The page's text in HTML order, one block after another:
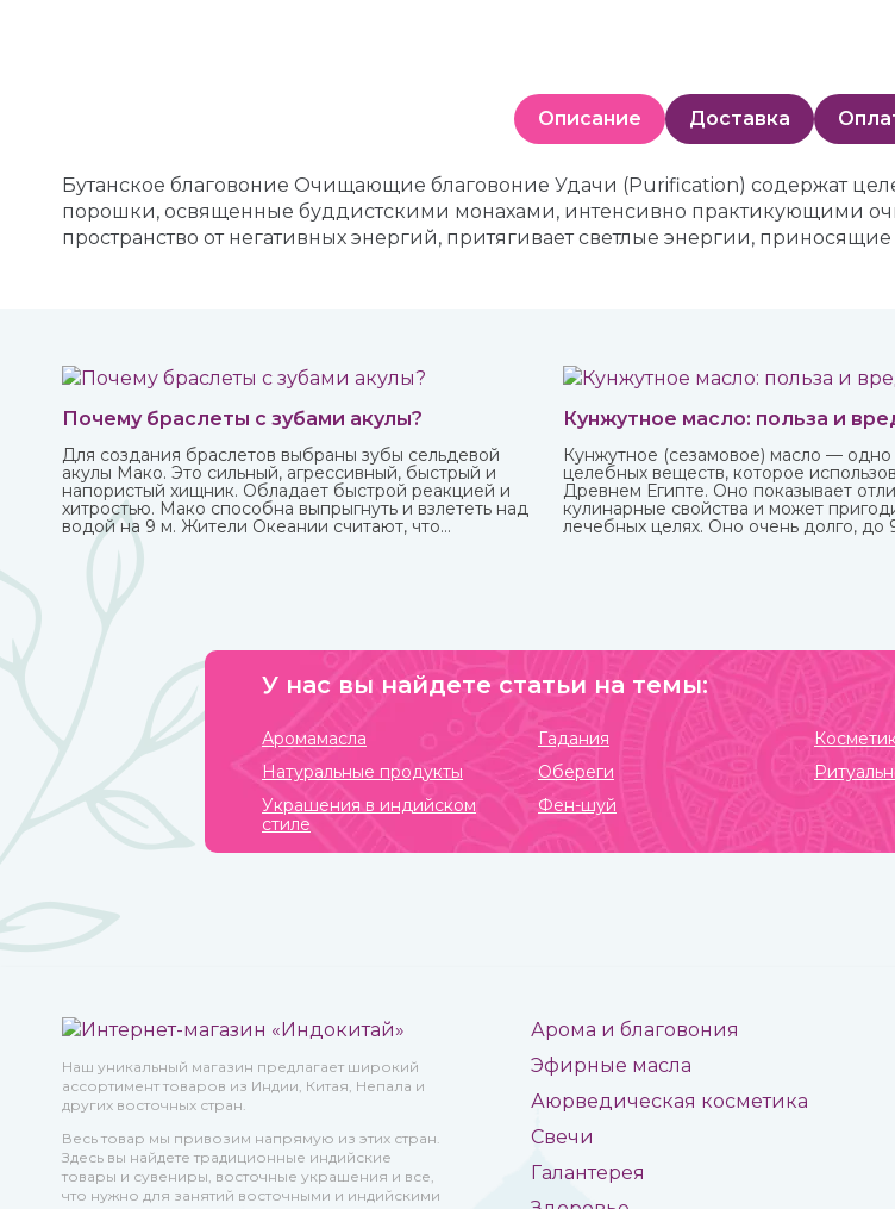
Описание Доставка
Бутанское благовоние Очищающие благовоние Удачи (Purification) содержат
порошки, освященные буддистскими монахами, интенсивно практикующими
пространство от негативных энергий, притягивает светлые энергии,
Почему браслеты с зубами акулы?
Для создания браслетов выбраны зубы сельдевой
акулы Мако. Это сильный, агрессивный, быстрый и
напористый хищник. Обладает быстрой реакцией и
хитростью. Мако способна выпрыгнуть и взлететь над
водой на 9 м. Жители Океании считают, что
талисманы с ее зубами обеспечивают защиту от
темных сил.
Кунжутное масло: польза и
Кунжутное (сезамовое) масло — одно
целебных веществ, которое
Древнем Египте. Оно показывает
кулинарные свойства и может
лечебных целях. Оно очень долго, до
У нас вы найдете статьи на темы:
Аромамасла Гадания
Натуральные продукты
Обереги
Украшения в индийском
стиле
Фен-шуй
Наш уникальный магазин предлагает широкий
ассортимент товаров из Индии, Китая, Непала и
других восточных стран.
Весь товар мы привозим напрямую из этих стран.
Здесь вы найдете традиционные индийские
товары и сувениры, восточные украшения и все,
что нужно для занятий восточными и индийскими
Арома и благовония
Эфирные масла
Аюрведическая косметика
Свечи
Галантерея